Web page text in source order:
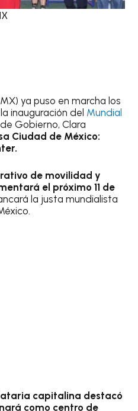
ya puso en marcha los
inauguración del Mundial
Gobierno, Clara
Ciudad de México:
de movilidad y
el próximo 11 de
la justa mundialista
capitalina destacó
como centro de